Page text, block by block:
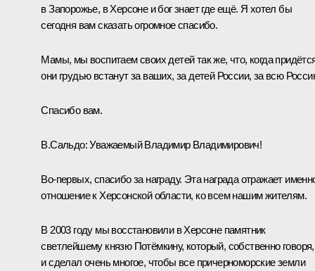
в Запорожье, в Херсоне и бог знает где ещё. Я хотел бы
сегодня вам сказать огромное спасибо.
Мамы, мы воспитаем своих детей так же, что, когда
они грудью встанут за ваших, за детей России, за всю
Спасибо вам.
В.Сальдо:Уважаемый Владимир Владимирович!
Во-первых, спасибо за награду. Эта награда отражает
отношение к Херсонской области, ко всем нашим жителям.
В 2003 году мы восстановили в Херсоне памятник
светлейшему князю Потёмкину, который, собственно говоря,
и сделал очень многое, чтобы все причерноморские земли